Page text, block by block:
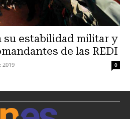
estabilidad militar y
de las REDI
2019 0